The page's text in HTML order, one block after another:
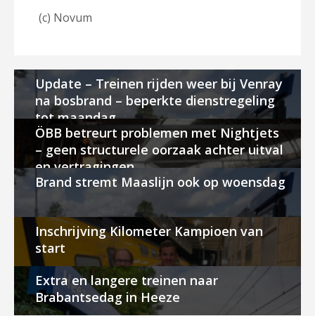
(c) Novum
Update – Treinen rijden weer bij Venray
na bosbrand – beperkte dienstregeling
tot maandag
ÖBB betreurt problemen met Nightjets
– geen structurele oorzaak achter uitval
en vertragingen
Brand stremt Maaslijn ook op woensdag
Inschrijving Kilometer Kampioen van
start
Extra en langere treinen naar
Brabantsedag in Heeze